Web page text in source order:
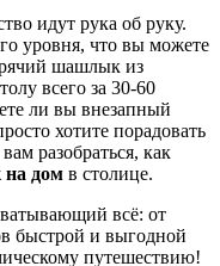
идут рука об руку.
уровня, что вы можете
шашлык из
всего за 30-60
ли вы внезапный
хотите порадовать
разобраться, как
дом в столице.
всё: от
быстрой и выгодной
путешествию!